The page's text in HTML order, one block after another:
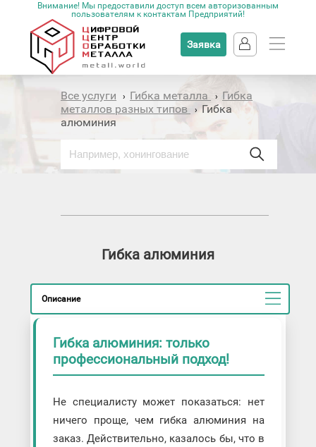
Внимание! Мы предоставили доступ всем авторизованным
пользователям к контактам Предприятий!
Заявка
Все услуги › Гибка металла › Гибка
металлов разных типов
›Гибка
алюминия
Гибка алюминия
Описание
Гибка алюминия: только
профессиональный подход!
Не специалисту может показаться: нет
ничего проще, чем гибка алюминия на
заказ. Действительно, казалось бы, что в